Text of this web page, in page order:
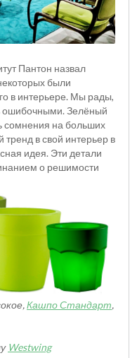
Пантон назвал
были
в интерьере. Мы рады,
ошибочными. Зелёный
сомнения на больших
в свой интерьер в
идея. Эти детали
о решимости
,Кашпо Стандарт,
Westwing